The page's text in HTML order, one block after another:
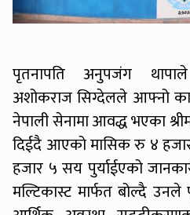
पृतनापति अनुपजंग थापाले
अशोकराज सिग्देलले आफ्नो
नेपाली सेनामा आवद्ध भएका
दिईदै आएको मासिक रु ४
हजार ५ सय पुर्याईएको
मल्टिकास्ट मार्फत बोल्दै